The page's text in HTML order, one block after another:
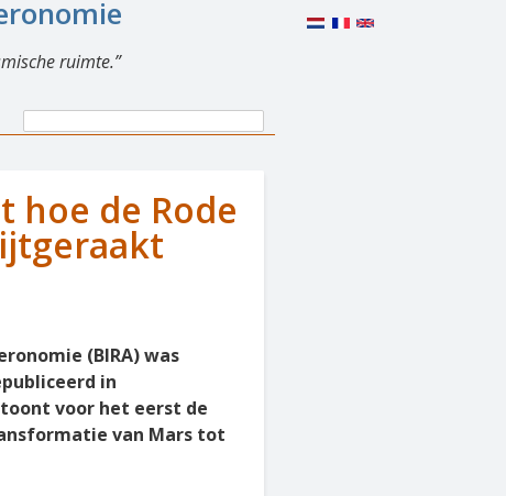
ruimte.
Search
Search
hoe de Rode
(BIRA) was
in
voor het eerst de
van Mars tot